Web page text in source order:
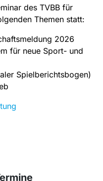
des TVBB für
Themen statt:
2026
für neue Sport- und
Spielberichtsbogen)